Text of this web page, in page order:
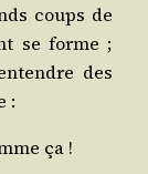
coups de
se forme ;
des
:
ça !